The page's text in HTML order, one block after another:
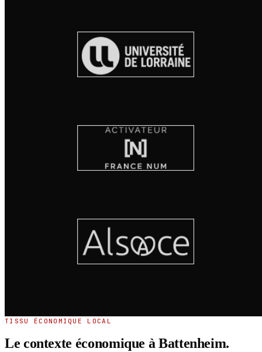
TISSU ÉCONOMIQUE LOCAL
Le contexte économique à Battenheim.